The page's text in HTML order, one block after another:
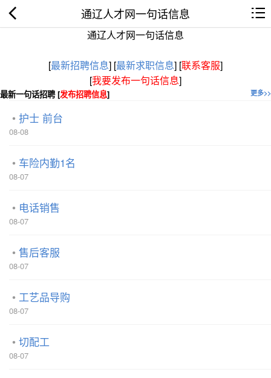
通辽人才网一句话信息
通辽人才网一句话信息
[最新招聘信息] [最新求职信息] [联系客服]
[我要发布一句话信息]
更多>>
最新一句话招聘 [发布招聘信息]
护士 前台
08-08
车险内勤1名
08-07
电话销售
08-07
售后客服
08-07
工艺品导购
08-07
切配工
08-07